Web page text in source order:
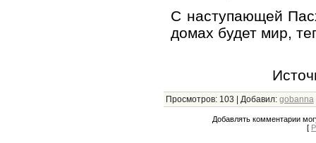
С наступающей
домах будет мир,
Просмотров: 103 | Добавил: gobanna
Добавлять комментарии
[